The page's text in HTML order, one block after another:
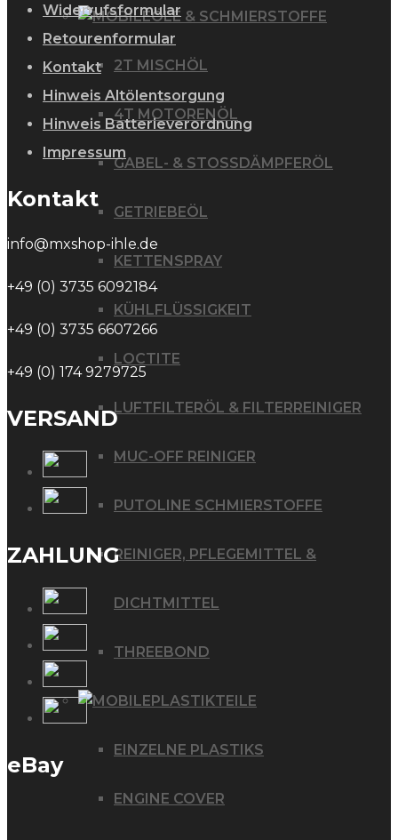
ÖLE & SCHMIERSTOFFE
2T MISCHÖL
4T MOTORENÖL
GABEL- & STOSSDÄMPFERÖL
GETRIEBEÖL
KETTENSPRAY
KÜHLFLÜSSIGKEIT
LOCTITE
LUFTFILTERÖL & FILTERREINIGER
MUC-OFF REINIGER
PUTOLINE SCHMIERSTOFFE
REINIGER, PFLEGEMITTEL &
DICHTMITTEL
THREEBOND
PLASTIKTEILE
EINZELNE PLASTIKS
ENGINE COVER
Widerrufsformular
Retourenformular
Kontakt
Hinweis Altölentsorgung
Hinweis Batterieverordnung
Impressum
Kontakt
info@mxshop-ihle.de
+49 (0) 3735 6092184
+49 (0) 3735 6607266
+49 (0) 174 9279725
VERSAND
ZAHLUNG
eBay